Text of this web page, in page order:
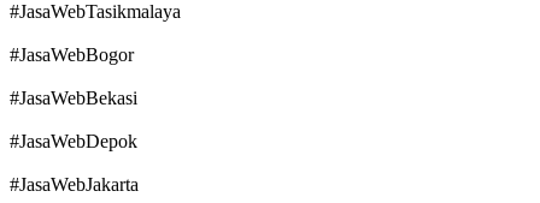
#JasaWebTasikmalaya
#JasaWebBogor
#JasaWebBekasi
#JasaWebDepok
#JasaWebJakarta